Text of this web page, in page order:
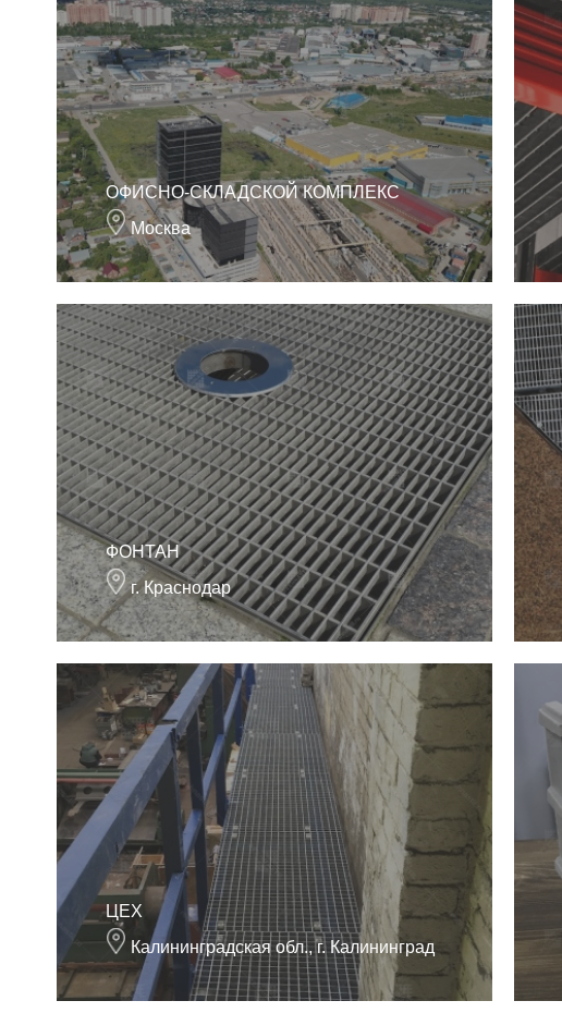
ОФИСНО-СКЛАДСКОЙ КОМПЛЕКС
Москва
ФОНТАН
г. Краснодар
ЦЕХ
Калининградская обл., г. Калининград